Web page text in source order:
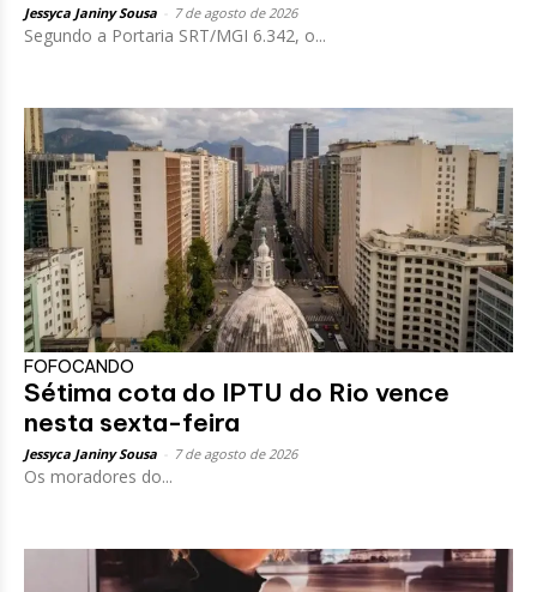
Jessyca Janiny Sousa 7 de agosto de 2026
Segundo a Portaria SRT/MGI 6.342, o...
FOFOCANDO
Sétima cota do IPTU do Rio vence
nesta sexta-feira
Jessyca Janiny Sousa 7 de agosto de 2026
Os moradores do...